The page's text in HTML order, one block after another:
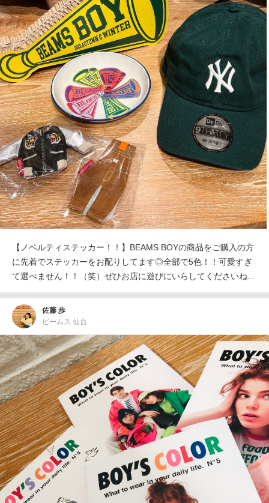
【ノベルティステッカー！！】BEAMS BOYの商品をご購入の方
に先着でステッカーをお配りしてます◎全部で5色！！可愛すぎ
て選べません！！（笑）ぜひお店に遊びにいらしてくださいね...
佐藤 歩
ビームス 仙台